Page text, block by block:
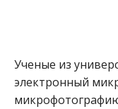
Ученые из
электронный